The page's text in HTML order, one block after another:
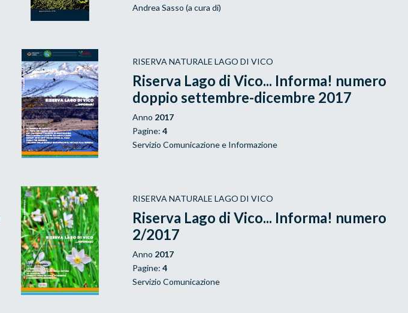
Andrea Sasso (a cura di)
RISERVA NATURALE LAGO DI VICO
Riserva Lago di Vico... Informa! numero
doppio settembre-dicembre 2017
Anno 2017
Pagine: 4
Servizio Comunicazione e Informazione
RISERVA NATURALE LAGO DI VICO
Riserva Lago di Vico... Informa! numero
2/2017
Anno 2017
Pagine: 4
Servizio Comunicazione